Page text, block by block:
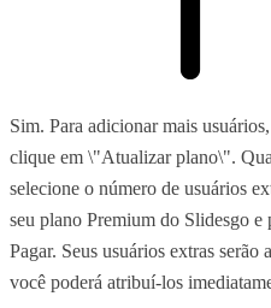
Sim. Para adicionar mais
clique em \"Atualizar plano\".
selecione o número de usuários
seu plano Premium do Slidesgo
Pagar. Seus usuários extras serão
você poderá atribuí-los